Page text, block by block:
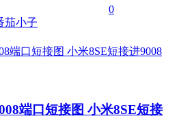
0
茄小子
端口短接图 小米8SE短接